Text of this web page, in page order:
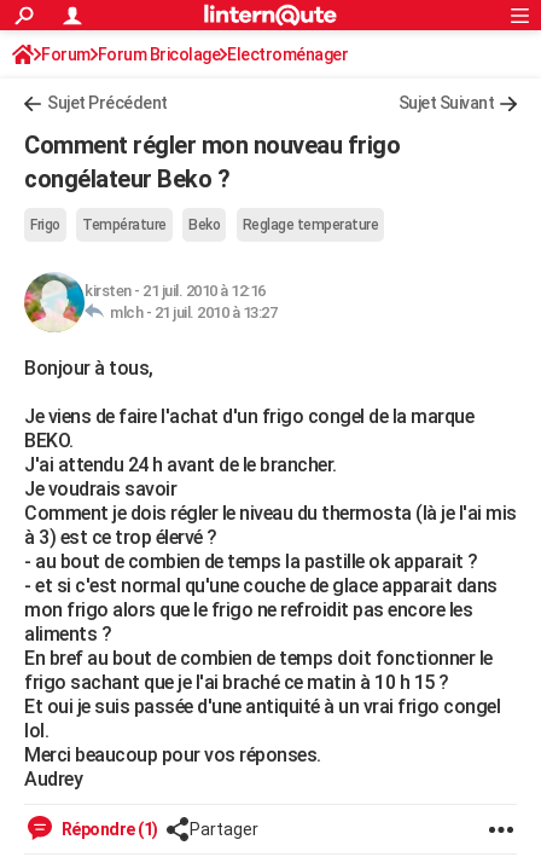
ACTUALITÉS
Politique
Société
Faits Divers
Education
Monde
Villes
+
Programme TV
Streaming
Sorties cinéma
FINANCE
Retraite
Impôts
Epargne
Immobilier
Risques naturels par ville
Banque
Assurance
Crédit
AUTO
Essais
Réserver un essai
Citadines
Berlines
SUV
Forum auto
HIGH-TECH
Mobiles
Meilleur smartphone
Internet
Ordinateurs
Jeux vidéo
Guide high-tech
+BRICOLAGE
Forum
Aménagement intérieur
Extérieur
Cuisine
Salle de bains
Jardinage
Rangement
WEEK-END
Guides de France
Escapades
Patrimoine
Expositions
Musées
Week-end nature
+LIFESTYLE
Art de vivre
Bien-être
Loisirs
Mode
Modes de vie
SANTE
Alimentation
Guide de la santé
Maladies
Médicaments
Sommeil
VOYAGE
Destinations
City break
Voyage nature
Voyage de noces
Forum
Climat
+PHOTO
GUIDES D'ACHAT
BONS PLANS
CARTE DE VOEUX
Carte de Noël
Carte Bonne année
Carte Saint-Valentin
Carte Pâques
Carte d'anniversaire
DICTIONNAIRE
PROGRAMME TV
S'inscrire
Connexion
Forum Forum Bricolage Electroménager
Sujet Précédent Sujet Suivant
Comment régler mon nouveau frigo
congélateur Beko ?
Frigo Température Beko Reglage temperature
kirsten- 21 juil. 2010 à 12:16
mlch - 21 juil. 2010 à 13:27
Bonjour à tous,
Je viens de faire l'achat d'un frigo congel de la marque
BEKO.
J'ai attendu 24 h avant de le brancher.
Je voudrais savoir
Comment je dois régler le niveau du thermosta (là je l'ai mis
à 3) est ce trop élervé ?
- au bout de combien de temps la pastille ok apparait ?
- et si c'est normal qu'une couche de glace apparait dans
mon frigo alors que le frigo ne refroidit pas encore les
aliments ?
En bref au bout de combien de temps doit fonctionner le
frigo sachant que je l'ai braché ce matin à 10 h 15 ?
Et oui je suis passée d'une antiquité à un vrai frigo congel
lol.
Merci beaucoup pour vos réponses.
Audrey
Répondre (1) Partager